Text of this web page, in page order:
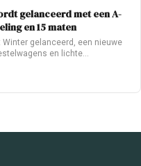
gelanceerd met een A-
en 15 maten
gelanceerd, een nieuwe
en lichte…